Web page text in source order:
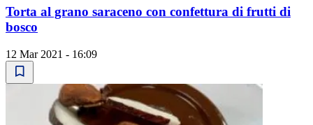
Torta al grano saraceno con confettura di frutti di
bosco
12 Mar 2021 - 16:09